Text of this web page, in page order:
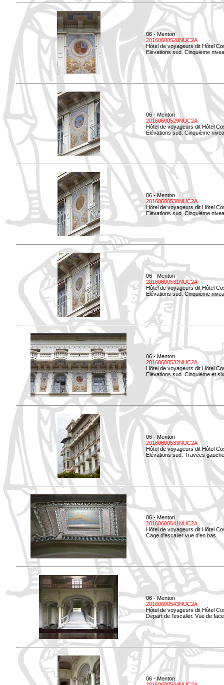
06 - Menton
20160600528NUC2A
Hôtel de voyageurs dit Hôtel
Elévations sud. Cinquième
06 - Menton
20160600529NUC2A
Hôtel de voyageurs dit Hôtel
Elévations sud. Cinquième
06 - Menton
20160600530NUC2A
Hôtel de voyageurs dit Hôtel
Elévations sud. Cinquième
06 - Menton
20160600531NUC2A
Hôtel de voyageurs dit Hôtel
Elévations sud. Cinquième
06 - Menton
20160600532NUC2A
Hôtel de voyageurs dit Hôtel
Elévations sud. Cinquième et
06 - Menton
20160600533NUC2A
Hôtel de voyageurs dit Hôtel
Elévations sud. Travées
06 - Menton
20160600541NUC2A
Hôtel de voyageurs dit Hôtel
Cage d'escalier vue d'en bas.
06 - Menton
20160600543NUC2A
Hôtel de voyageurs dit Hôtel
Départ de l'escalier. Vue de
06 - Menton